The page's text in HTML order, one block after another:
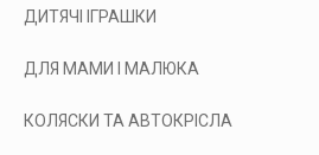
ДИТЯЧІ ІГРАШКИ
ДЛЯ МАМИ І МАЛЮКА
КОЛЯСКИ ТА АВТОКРІСЛА